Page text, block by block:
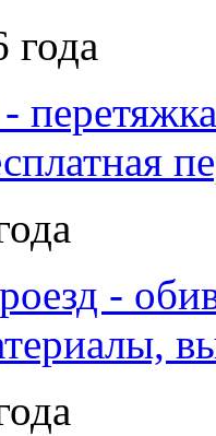
года
-